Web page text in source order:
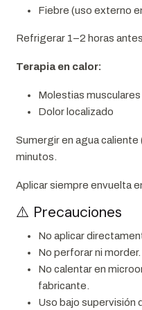
Fiebre (uso externo
Refrigerar 1–2 horas
Terapia en calor:
Molestias
Dolor localizado
Sumergir en agua caliente
minutos.
Aplicar siempre envuelta
⚠️ Precauciones
No aplicar
No perforar ni morder.
No calentar en
fabricante.
Uso bajo supervisión